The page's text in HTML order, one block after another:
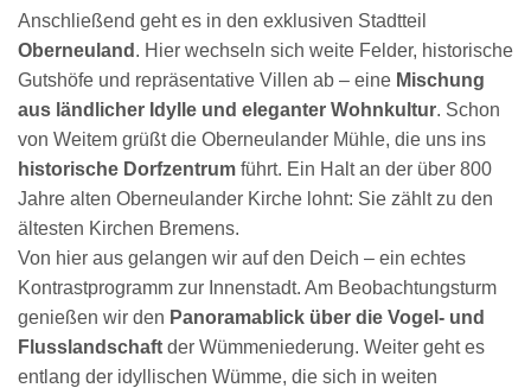
Anschließend geht es in den exklusiven Stadtteil
Oberneuland . Hier wechseln sich weite Felder, historische
Gutshöfe und repräsentative Villen ab – eine Mischung
aus ländlicher Idylle und eleganter Wohnkultur. Schon
von Weitem grüßt die Oberneulander Mühle, die uns ins
historische Dorfzentrum führt. Ein Halt an der über 800
Jahre alten Oberneulander Kirche lohnt: Sie zählt zu den
ältesten Kirchen Bremens.
Von hier aus gelangen wir auf den Deich – ein echtes
Kontrastprogramm zur Innenstadt. Am Beobachtungsturm
genießen wir den Panoramablick über die Vogel- und
Flusslandschaft der Wümmeniederung. Weiter geht es
entlang der idyllischen Wümme, die sich in weiten